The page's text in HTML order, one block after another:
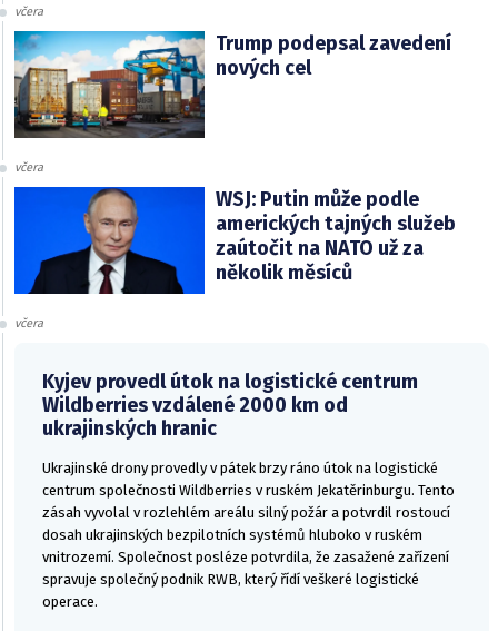
včera
Trump podepsal zavedení
nových cel
včera
WSJ: Putin může podle
amerických tajných služeb
zaútočit na NATO už za
několik měsíců
včera
Kyjev provedl útok na logistické centrum
Wildberries vzdálené 2000 km od
ukrajinských hranic
Ukrajinské drony provedly v pátek brzy ráno útok na logistické
centrum společnosti Wildberries v ruském Jekatěrinburgu. Tento
zásah vyvolal v rozlehlém areálu silný požár a potvrdil rostoucí
dosah ukrajinských bezpilotních systémů hluboko v ruském
vnitrozemí. Společnost posléze potvrdila, že zasažené zařízení
spravuje společný podnik RWB, který řídí veškeré logistické
operace.